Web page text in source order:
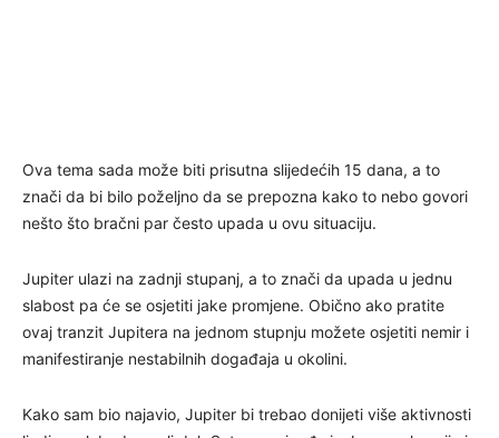
Ova tema sada može biti prisutna slijedećih 15 dana, a to
znači da bi bilo poželjno da se prepozna kako to nebo govori
nešto što bračni par često upada u ovu situaciju.
Jupiter ulazi na zadnji stupanj, a to znači da upada u jednu
slabost pa će se osjetiti jake promjene. Obično ako pratite
ovaj tranzit Jupitera na jednom stupnju možete osjetiti nemir i
manifestiranje nestabilnih događaja u okolini.
Kako sam bio najavio, Jupiter bi trebao donijeti više aktivnosti